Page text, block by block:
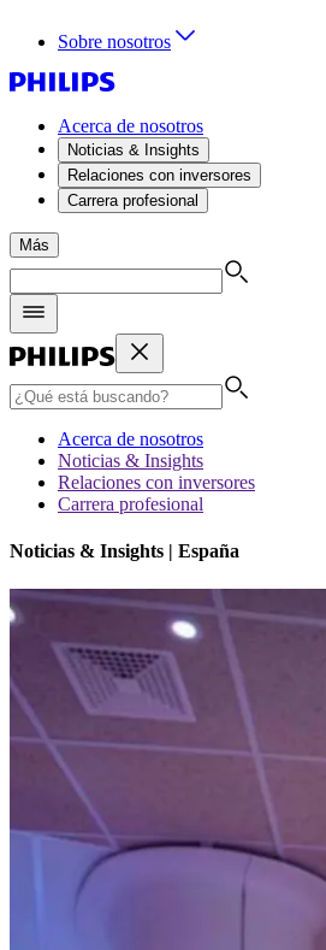
Sobre nosotros
Acerca de nosotros
Noticias & Insights
Relaciones con inversores
Carrera profesional
Más
Acerca de nosotros
Noticias & Insights
Relaciones con inversores
Carrera profesional
Noticias & Insights | España